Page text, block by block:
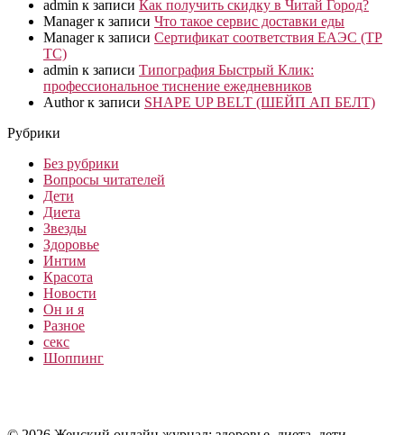
admin к записи Как получить скидку в Читай Город?
Managerк записи Что такое сервис доставки еды
Managerк записи Сертификат соответствия ЕАЭС (ТР
ТС)
admin к записи Типография Быстрый Клик:
профессиональное тиснение ежедневников
Authorк записи SHAPE UP BELT (ШЕЙП АП БЕЛТ)
Рубрики
Без рубрики
Вопросы читателей
Дети
Диета
Звезды
Здоровье
Интим
Красота
Новости
Он и я
Разное
секс
Шоппинг